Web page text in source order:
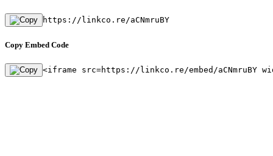
https://linkco.re/aCNmruBY
Copy Embed Code
<iframe src=https://linkco.re/embed/aCNmruBY